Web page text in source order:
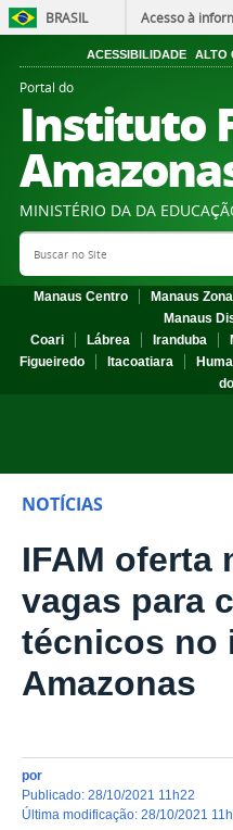
BRASIL Acesso à
ACESSIBILIDADE ALTO
Portal do
Instituto
MINISTÉRIO DA DA
Search Site
Manaus Centro Manaus
Manaus
Coari
Lábrea Iranduba
Figueiredo
Itacoatiara
NOTÍCIAS
IFAM oferta
vagas para
técnicos no
Amazonas
por
publicado: 28/10/2021 11h22
última modificação: 28/10/2021